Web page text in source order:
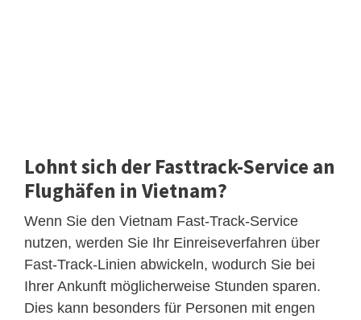
Lohnt sich der Fasttrack-Service an
Flughäfen in Vietnam?
Wenn Sie den Vietnam Fast-Track-Service
nutzen, werden Sie Ihr Einreiseverfahren über
Fast-Track-Linien abwickeln, wodurch Sie bei
Ihrer Ankunft möglicherweise Stunden sparen.
Dies kann besonders für Personen mit engen